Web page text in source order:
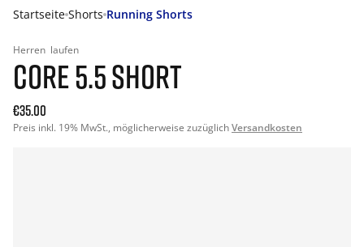
Startseite Shorts Running Shorts
Herren laufen
CORE 5.5 SHORT
€35.00
Preis inkl. 19% MwSt., möglicherweise zuzüglichVersandkosten